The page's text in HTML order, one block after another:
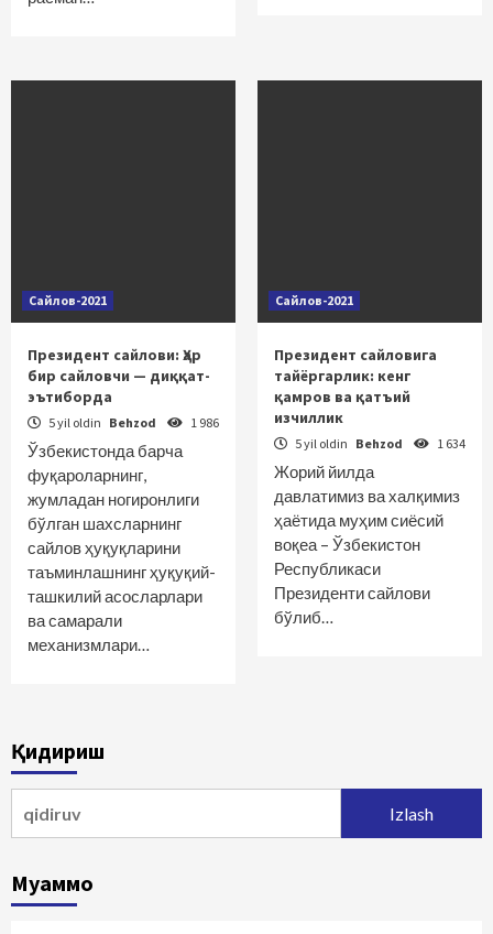
Сайлов-2021
Президент сайлови: Ҳар
бир сайловчи — диққат-
эътиборда
5 yil oldin Behzod 1 986
Ўзбекистонда барча
фуқароларнинг,
жумладан ногиронлиги
бўлган шахсларнинг
сайлов ҳуқуқларини
таъминлашнинг ҳуқуқий-
ташкилий асосларлари
ва самарали
механизмлари…
Сайлов-2021
Президент сайловига
тайёргарлик: кенг
қамров ва қатъий
изчиллик
5 yil oldin Behzod 1 634
Жорий йилда
давлатимиз ва халқимиз
ҳаётида муҳим сиёсий
воқеа – Ўзбекистон
Республикаси
Президенти сайлови
бўлиб…
Қидириш
Муаммо